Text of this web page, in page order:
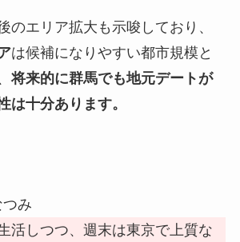
のエリア拡大も示唆しており、
は候補になりやすい都市規模と
将来的に群馬でも地元デートが
は十分あります。
み
活しつつ、週末は東京で上質な